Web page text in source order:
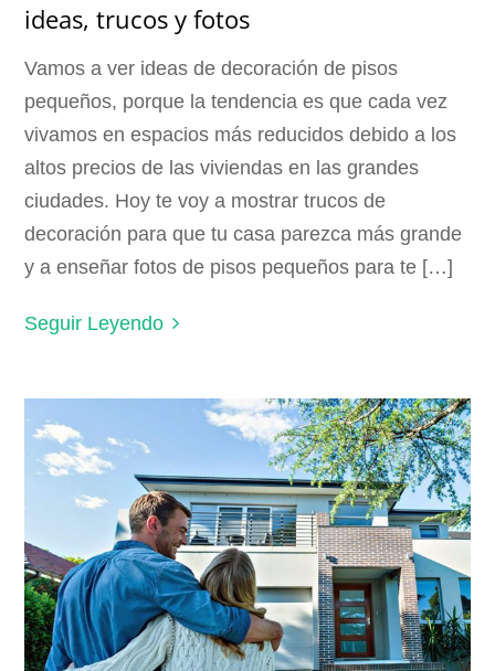
ideas, trucos y fotos
Vamos a ver ideas de decoración de pisos
pequeños, porque la tendencia es que cada vez
vivamos en espacios más reducidos debido a los
altos precios de las viviendas en las grandes
ciudades. Hoy te voy a mostrar trucos de
decoración para que tu casa parezca más grande
y a enseñar fotos de pisos pequeños para te […]
Seguir Leyendo